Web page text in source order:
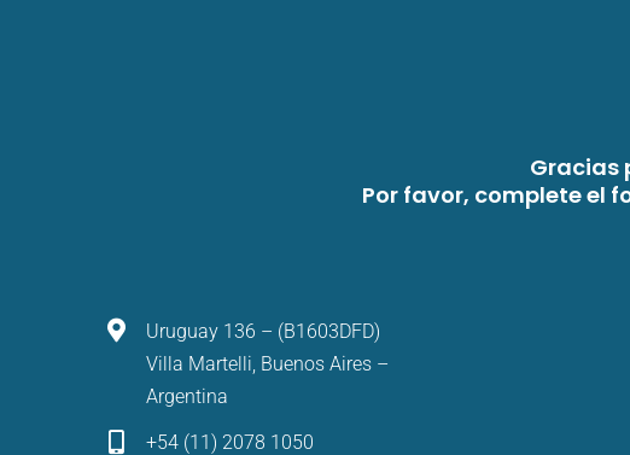
Gracias
Por favor, complete el
Uruguay 136 – (B1603DFD)
Villa Martelli, Buenos Aires –
Argentina
+54 (11) 2078 1050